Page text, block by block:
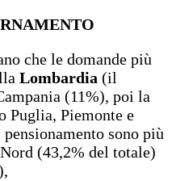
che le domande più
Lombardia (il
(11%), poi la
Puglia, Piemonte e
sono più
(43,2% del totale)